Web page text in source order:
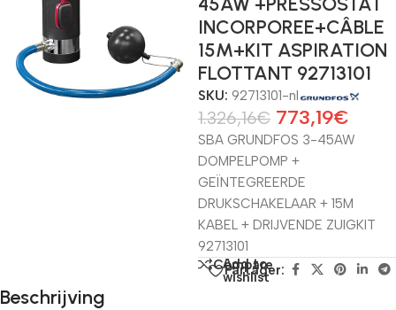
INCORPOREE+CÂBLE
15M+KIT ASPIRATION
FLOTTANT 92713101
SKU: 92713101-nl
1.326,16€ 773,19€
SBA GRUNDFOS 3-45AW
DOMPELPOMP +
GEÏNTEGREERDE
DRUKSCHAKELAAR + 15M
KABEL + DRIJVENDE ZUIGKIT
92713101
Compare
Add to
wishlist
Partager:
Beschrijving